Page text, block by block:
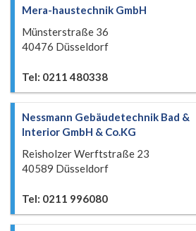
Mera-haustechnik GmbH
Münsterstraße 36
40476 Düsseldorf
Tel: 0211 480338
Nessmann Gebäudetechnik Bad &
Interior GmbH & Co.KG
Reisholzer Werftstraße 23
40589 Düsseldorf
Tel: 0211 996080